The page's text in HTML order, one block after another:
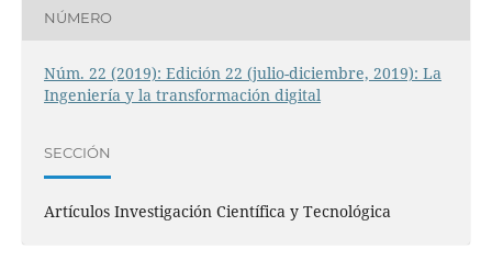
NÚMERO
Núm. 22 (2019): Edición 22 (julio-diciembre, 2019): La
Ingeniería y la transformación digital
SECCIÓN
Artículos Investigación Científica y Tecnológica